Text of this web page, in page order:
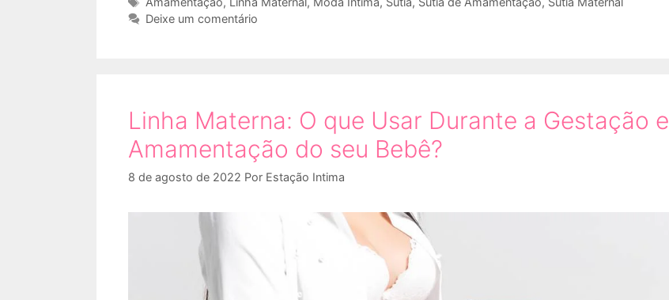
Deixe um comentário
Linha Materna: O que Usar Durante a Gestação e
Amamentação do seu Bebê?
8 de agosto de 2022 Por Estação Intima